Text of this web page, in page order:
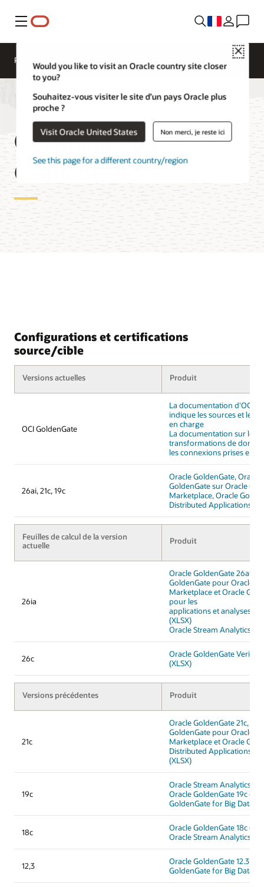
Menu
Close
Would you like to visit an Oracle country site closer
to you?
Souhaitez-vous visiter le site d’un pays Oracle plus
proche ?
Visit Oracle United States Non merci, je reste ici
See this page for a different country/region
Présentation
Certifications
GoldenGate
Configurations et certifications
source/cible
Versions actuelles Produit
OCI GoldenGate
La documentation d'OCI
indique les sources et les
en charge
La documentation sur les
transformations de
les connexions prises en
26ai, 21c, 19c
Oracle GoldenGate, Oracle
GoldenGate sur Oracle
Marketplace, Oracle
Distributed Applications
Feuilles de calcul de la version
actuelle
Produit
26ia
Oracle GoldenGate 26ai,
GoldenGate pour Oracle
Marketplace et Oracle
pour les
applications et analyses
(XLSX)
Oracle Stream Analytics
26c
Oracle GoldenGate
(XLSX)
Versions précédentes Produit
21c
Oracle GoldenGate 21c,
GoldenGate pour Oracle
Marketplace et Oracle
Distributed Applications
(XLSX)
19c
Oracle Stream Analytics
Oracle GoldenGate 19c et
GoldenGate for Big Data
18c
Oracle GoldenGate 18c
Oracle Stream Analytics
12,3
Oracle GoldenGate 12.3 et
GoldenGate for Big Data